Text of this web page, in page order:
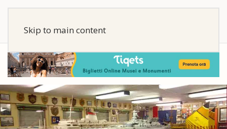
Skip to main content